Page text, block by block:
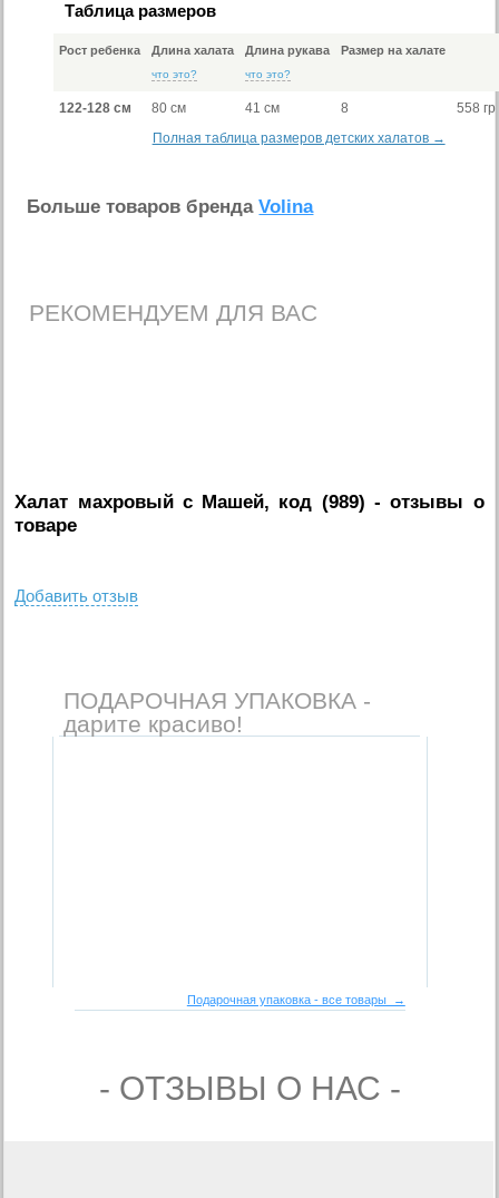
Таблица размеров
Рост ребенка Длина халата
что это?
Длина рукава
что это?
Размер на халате
122-128 см 80 см 41 см 8
558 гр
Полная таблица размеров детских халатов →
Больше товаров брендаVolina
РЕКОМЕНДУЕМ ДЛЯ ВАС
Халат махровый с Машей, код (989) - отзывы о
товаре
Добавить отзыв
ПОДАРОЧНАЯ УПАКОВКА -
дарите красиво!
Подарочная упаковка - все товары →
- ОТЗЫВЫ О НАС -